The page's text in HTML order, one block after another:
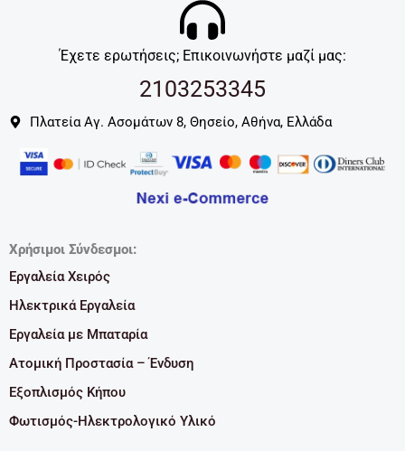
Έχετε ερωτήσεις; Επικοινωνήστε μαζί μας:
2103253345
Πλατεία Αγ. Ασομάτων 8, Θησείο, Αθήνα, Ελλάδα
Χρήσιμοι Σύνδεσμοι:
Εργαλεία Χειρός
Ηλεκτρικά Εργαλεία
Εργαλεία με Μπαταρία
Ατομική Προστασία – Ένδυση
Εξοπλισμός Κήπου
Φωτισμός-Ηλεκτρολογικό Υλικό